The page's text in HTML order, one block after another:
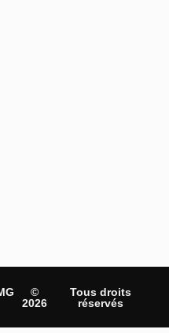
©
2026
Tous droits
réservés